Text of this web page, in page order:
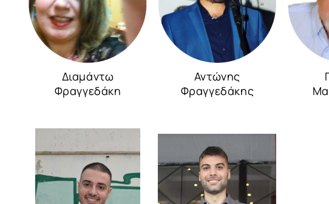
Διαμάντω
Φραγγεδάκη
Αντώνης
Φραγγεδάκης